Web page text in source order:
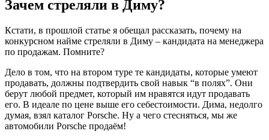
Зачем стреляли в Диму?
Кстати, в прошлой статье я обещал рассказать, почему на
конкурсном найме стреляли в Диму – кандидата на менеджера
по продажам. Помните?
Дело в том, что на втором туре те кандидаты, которые умеют
продавать, должны подтвердить свой навык “в полях”. Они
берут любой предмет, который им нравятся идут продавать
его. В идеале по цене выше его себестоимости. Дима, недолго
думая, взял каталог Porsche. Ну а чего стесняться, мы же
автомобили Porsche продаём!